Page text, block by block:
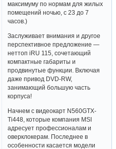
максимуму по нормам для жилых
помещений ночью, с 23 до 7
часов.)
Заслуживает внимания и другое
перспективное предложение —
неттоп iRU 115, сочетающий
компактные габариты и
продвинутые функции. Включая
даже привод DVD-RW,
занимающий большую часть
корпуса!
Начнем с видеокарт N560GTX-
Ti448, которые компания MSI
адресует профессионалам и
оверклокерам. Последнее в
особенности касается модели